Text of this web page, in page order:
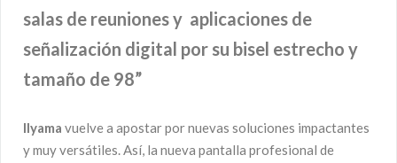
salas de reuniones y aplicaciones de
señalización digital por su bisel estrecho y
tamaño de 98”
IIyama vuelve a apostar por nuevas soluciones impactantes
y muy versátiles. Así, la nueva pantalla profesional de